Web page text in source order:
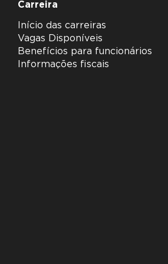
Carreira
Início das carreiras
Vagas Disponíveis
Benefícios para funcionários
Informações fiscais